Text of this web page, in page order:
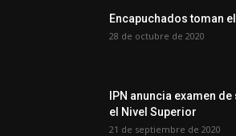
Encapuchados toman el
28 de octubre de 2020
IPN anuncia examen
el Nivel Superior
21 de septiembre de 2020